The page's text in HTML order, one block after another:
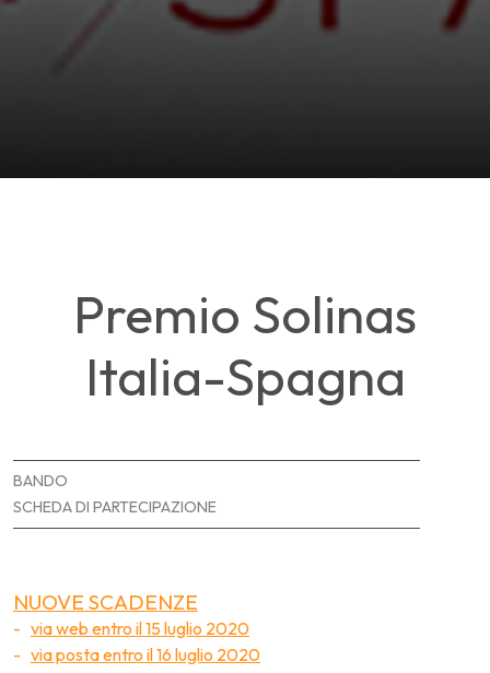
Premio Solinas
Italia-Spagna
BANDO
SCHEDA DI PARTECIPAZIONE
NUOVE SCADENZE
via web entro il 15 luglio 2020
via posta entro il 16 luglio 2020